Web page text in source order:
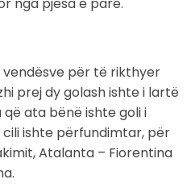
për të rikthyer
prej dy golash ishte i lartë
ata bënë ishte goli i
cili ishte përfundimtar, për
Atalanta – Fiorentina